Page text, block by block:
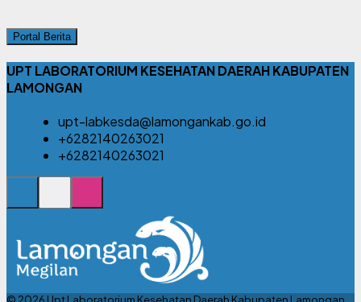
Portal Berita
UPT LABORATORIUM KESEHATAN DAERAH KABUPATEN
LAMONGAN
upt-labkesda@lamongankab.go.id
+6282140263021
+6282140263021